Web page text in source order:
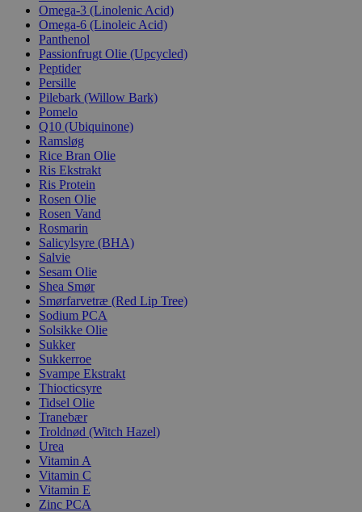
Omega-3 (Linolenic Acid)
Omega-6 (Linoleic Acid)
Panthenol
Passionfrugt Olie (Upcycled)
Peptider
Persille
Pilebark (Willow Bark)
Pomelo
Q10 (Ubiquinone)
Ramsløg
Rice Bran Olie
Ris Ekstrakt
Ris Protein
Rosen Olie
Rosen Vand
Rosmarin
Salicylsyre (BHA)
Salvie
Sesam Olie
Shea Smør
Smørfarvetræ (Red Lip Tree)
Sodium PCA
Solsikke Olie
Sukker
Sukkerroe
Svampe Ekstrakt
Thiocticsyre
Tidsel Olie
Tranebær
Troldnød (Witch Hazel)
Urea
Vitamin A
Vitamin C
Vitamin E
Zinc PCA